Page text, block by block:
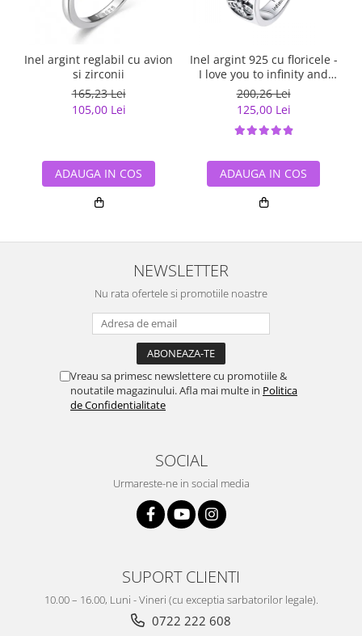
Inel argint reglabil cu avion
si zirconii
165,23 Lei
105,00 Lei
ADAUGA IN COS
Inel argint 925 cu floricele -
I love you to infinity and
beyond - Be Nature
IST0055
200,26 Lei
125,00 Lei
ADAUGA IN COS
NEWSLETTER
Nu rata ofertele si promotiile noastre
Vreau sa primesc newslettere cu promotiile &
noutatile magazinului. Afla mai multe in Politica
de Confidentialitate
SOCIAL
Urmareste-ne in social media
SUPORT CLIENTI
10.00 – 16.00, Luni - Vineri (cu exceptia sarbatorilor legale).
0722 222 608